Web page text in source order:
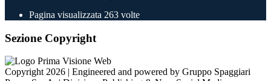
Pagina visualizzata 263 volte
Sezione Copyright
Copyright 2026 | Engineered and powered by Gruppo Spaggiari